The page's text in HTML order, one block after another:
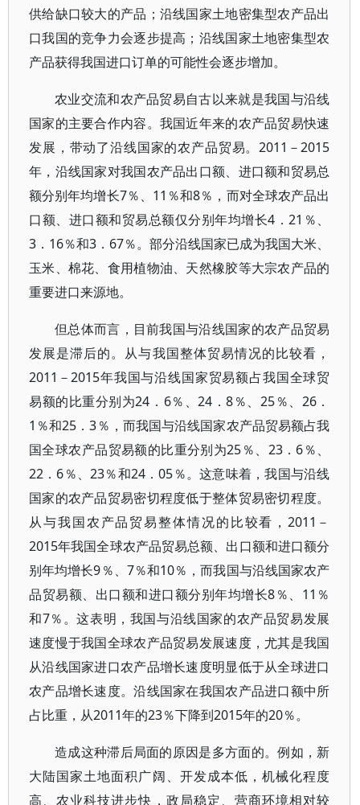
供给缺口较大的产品；沿线国家土地密集型农产品出
口我国的竞争力会逐步提高；沿线国家土地密集型农
产品获得我国进口订单的可能性会逐步增加。
农业交流和农产品贸易自古以来就是我国与沿线
国家的主要合作内容。我国近年来的农产品贸易快速
发展，带动了沿线国家的农产品贸易。2011－2015
年，沿线国家对我国农产品出口额、进口额和贸易总
额分别年均增长7％、11％和8％，而对全球农产品出
口额、进口额和贸易总额仅分别年均增长4．21％、
3．16％和3．67％。部分沿线国家已成为我国大米、
玉米、棉花、食用植物油、天然橡胶等大宗农产品的
重要进口来源地。
但总体而言，目前我国与沿线国家的农产品贸易
发展是滞后的。从与我国整体贸易情况的比较看，
2011－2015年我国与沿线国家贸易额占我国全球贸
易额的比重分别为24．6％、24．8％、25％、26．
1％和25．3％，而我国与沿线国家农产品贸易额占我
国全球农产品贸易额的比重分别为25％、23．6％、
22．6％、23％和24．05％。这意味着，我国与沿线
国家的农产品贸易密切程度低于整体贸易密切程度。
从与我国农产品贸易整体情况的比较看，2011－
2015年我国全球农产品贸易总额、出口额和进口额分
别年均增长9％、7％和10％，而我国与沿线国家农产
品贸易额、出口额和进口额分别年均增长8％、11％
和7％。这表明，我国与沿线国家的农产品贸易发展
速度慢于我国全球农产品贸易发展速度，尤其是我国
从沿线国家进口农产品增长速度明显低于从全球进口
农产品增长速度。沿线国家在我国农产品进口额中所
占比重，从2011年的23％下降到2015年的20％。
造成这种滞后局面的原因是多方面的。例如，新
大陆国家土地面积广阔、开发成本低，机械化程度
高、农业科技进步快，政局稳定、营商环境相对较